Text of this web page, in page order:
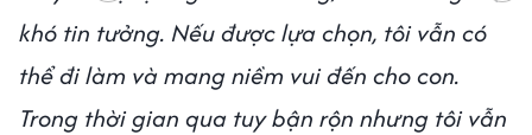
khó tin tưởng. Nếu được lựa chọn, tôi vẫn có
thể đi làm và mang niềm vui đến cho con.
Trong thời gian qua tuy bận rộn nhưng tôi vẫn